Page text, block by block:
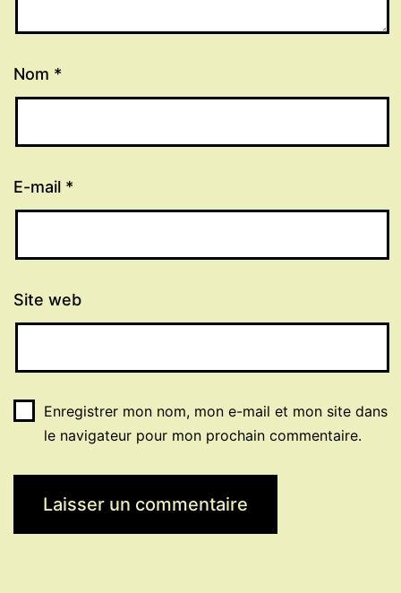
Nom *
E-mail *
Site web
Enregistrer mon nom, mon e-mail et mon site dans
le navigateur pour mon prochain commentaire.